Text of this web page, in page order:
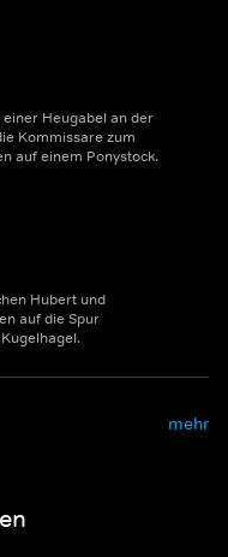
Heugabel an der
Kommissare zum
auf einem Ponystock.
Hubert und
auf die Spur
mehr